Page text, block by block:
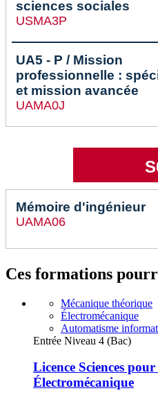
sciences sociales
USMA3P
UA5 - P / Mission
professionnelle :
et mission avancée
UAMA0J
Mémoire d'ingénieur
UAMA06
Ces formations
Mécanique théorique
Électromécanique
Automatisme
Entrée Niveau 4 (Bac)
Licence Sciences
Électromécanique